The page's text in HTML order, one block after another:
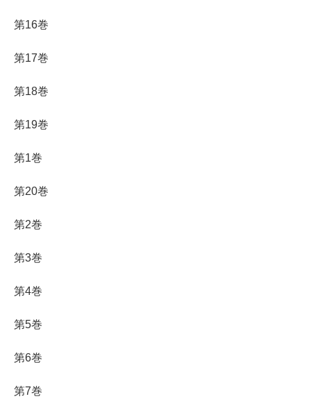
第16巻
第17巻
第18巻
第19巻
第1巻
第20巻
第2巻
第3巻
第4巻
第5巻
第6巻
第7巻